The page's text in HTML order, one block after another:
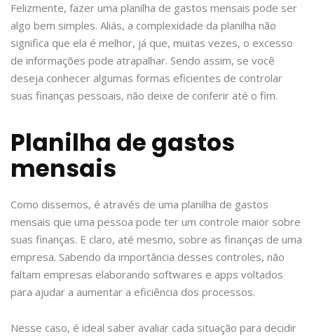
Felizmente, fazer uma planilha de gastos mensais pode ser
algo bem simples. Aliás, a complexidade da planilha não
significa que ela é melhor, já que, muitas vezes, o excesso
de informações pode atrapalhar. Sendo assim, se você
deseja conhecer algumas formas eficientes de controlar
suas finanças pessoais, não deixe de conferir até o fim.
Planilha de gastos
mensais
Como dissemos, é através de uma planilha de gastos
mensais que uma pessoa pode ter um controle maior sobre
suas finanças. E claro, até mesmo, sobre as finanças de uma
empresa. Sabendo da importância desses controles, não
faltam empresas elaborando softwares e apps voltados
para ajudar a aumentar a eficiência dos processos.
Nesse caso, é ideal saber avaliar cada situação para decidir